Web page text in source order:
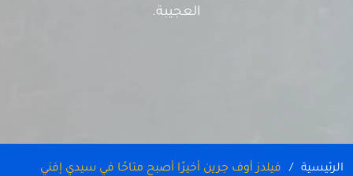
العجيبة.
الرئيسية فيلدز أوف جرين أخيرًا أصبح متاحًا في سيدي إفني